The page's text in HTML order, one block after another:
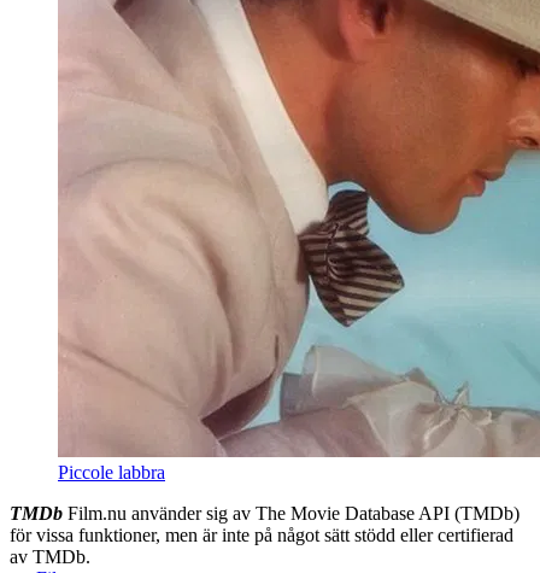
Piccole labbra
TMDb Film.nu använder sig av The Movie Database API (TMDb)
för vissa funktioner, men är inte på något sätt stödd eller certifierad
av TMDb.